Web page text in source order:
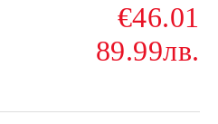
€46.01
89.99лв.